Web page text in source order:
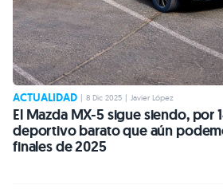
ACTUALIDAD | 8 Dic 2025 | Javier López
El Mazda MX-5 sigue siendo, por
deportivo barato que aún
finales de 2025